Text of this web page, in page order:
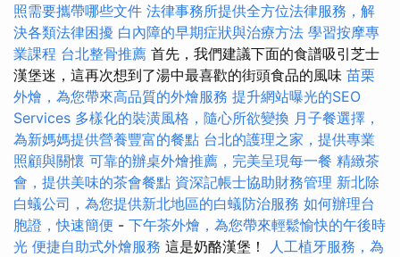
照需要攜帶哪些文件 法律事務所提供全方位法律服務，解
決各類法律困擾 白內障的早期症狀與治療方法 學習按摩專
業課程 台北整骨推薦 首先，我們建議下面的食譜吸引芝士
漢堡迷，這再次想到了湯中最喜歡的街頭食品的風味 苗栗
外燴，為您帶來高品質的外燴服務 提升網站曝光的SEO
Services 多樣化的裝潢風格，隨心所欲變換 月子餐選擇，
為新媽媽提供營養豐富的餐點 台北的護理之家，提供專業
照顧與關懷 可靠的辦桌外燴推薦，完美呈現每一餐 精緻茶
會，提供美味的茶會餐點 資深記帳士協助財務管理 新北除
白蟻公司，為您提供新北地區的白蟻防治服務 如何辦理台
胞證，快速簡便 - 下午茶外燴，為您帶來輕鬆愉快的午後時
光 便捷自助式外燴服務 這是奶酪漢堡！
人工植牙服務，為